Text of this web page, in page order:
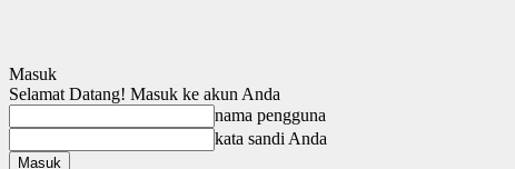
Masuk
Selamat Datang! Masuk ke akun Anda
nama pengguna
kata sandi Anda